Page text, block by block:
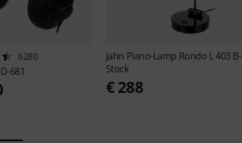
6280
681
Jahn Piano-Lamp Rondo L 403 B-
Stock
€ 288